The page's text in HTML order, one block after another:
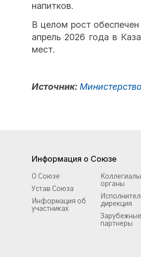
напитков.
В целом рост
апрель 2026 года в
мест.
Источник:
Информация о Союзе
О Союзе
Устав Союза
Информация об
участниках
органы
дирекция
Зарубежные
партнеры